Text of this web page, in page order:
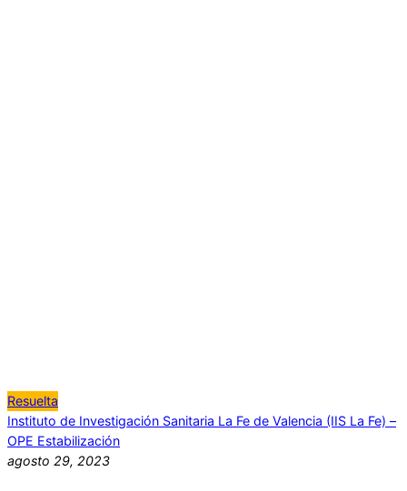
Resuelta
Instituto de Investigación Sanitaria La Fe de Valencia (IIS La Fe) –
OPE Estabilización
agosto 29, 2023